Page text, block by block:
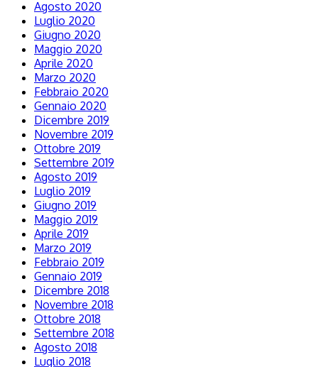
Agosto 2020
Luglio 2020
Giugno 2020
Maggio 2020
Aprile 2020
Marzo 2020
Febbraio 2020
Gennaio 2020
Dicembre 2019
Novembre 2019
Ottobre 2019
Settembre 2019
Agosto 2019
Luglio 2019
Giugno 2019
Maggio 2019
Aprile 2019
Marzo 2019
Febbraio 2019
Gennaio 2019
Dicembre 2018
Novembre 2018
Ottobre 2018
Settembre 2018
Agosto 2018
Luglio 2018